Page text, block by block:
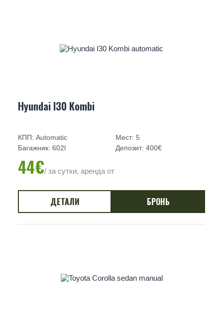
Hyundai I30 Kombi
КПП: Automatic
Мест: 5
Багажник: 602l
Депозит: 400€
44€/ за сутки, аренда от
ДЕТАЛИ БРОНЬ